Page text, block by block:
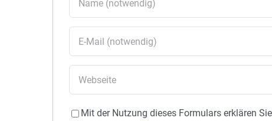
Mit der Nutzung dieses Formulars erklären Sie